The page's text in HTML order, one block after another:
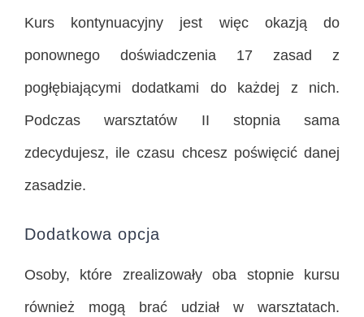
Kurs kontynuacyjny jest więc okazją do
ponownego doświadczenia 17 zasad z
pogłębiającymi dodatkami do każdej z nich.
Podczas warsztatów II stopnia sama
zdecydujesz, ile czasu chcesz poświęcić danej
zasadzie.
Dodatkowa opcja
Osoby, które zrealizowały oba stopnie kursu
również mogą brać udział w warsztatach.